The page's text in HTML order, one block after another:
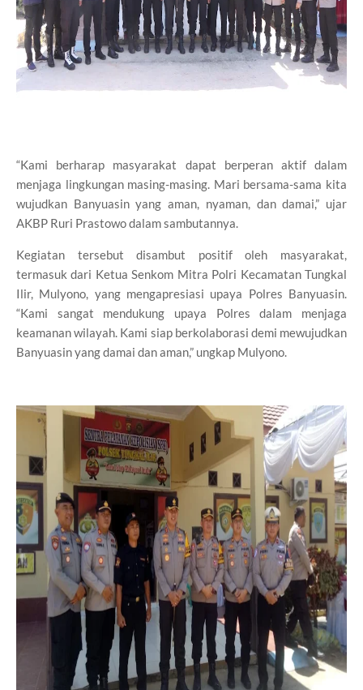
“Kami berharap masyarakat dapat berperan aktif dalam
menjaga lingkungan masing-masing. Mari bersama-sama kita
wujudkan Banyuasin yang aman, nyaman, dan damai,” ujar
AKBP Ruri Prastowo dalam sambutannya.
Kegiatan tersebut disambut positif oleh masyarakat,
termasuk dari Ketua Senkom Mitra Polri Kecamatan Tungkal
Ilir, Mulyono, yang mengapresiasi upaya Polres Banyuasin.
“Kami sangat mendukung upaya Polres dalam menjaga
keamanan wilayah. Kami siap berkolaborasi demi mewujudkan
Banyuasin yang damai dan aman,” ungkap Mulyono.